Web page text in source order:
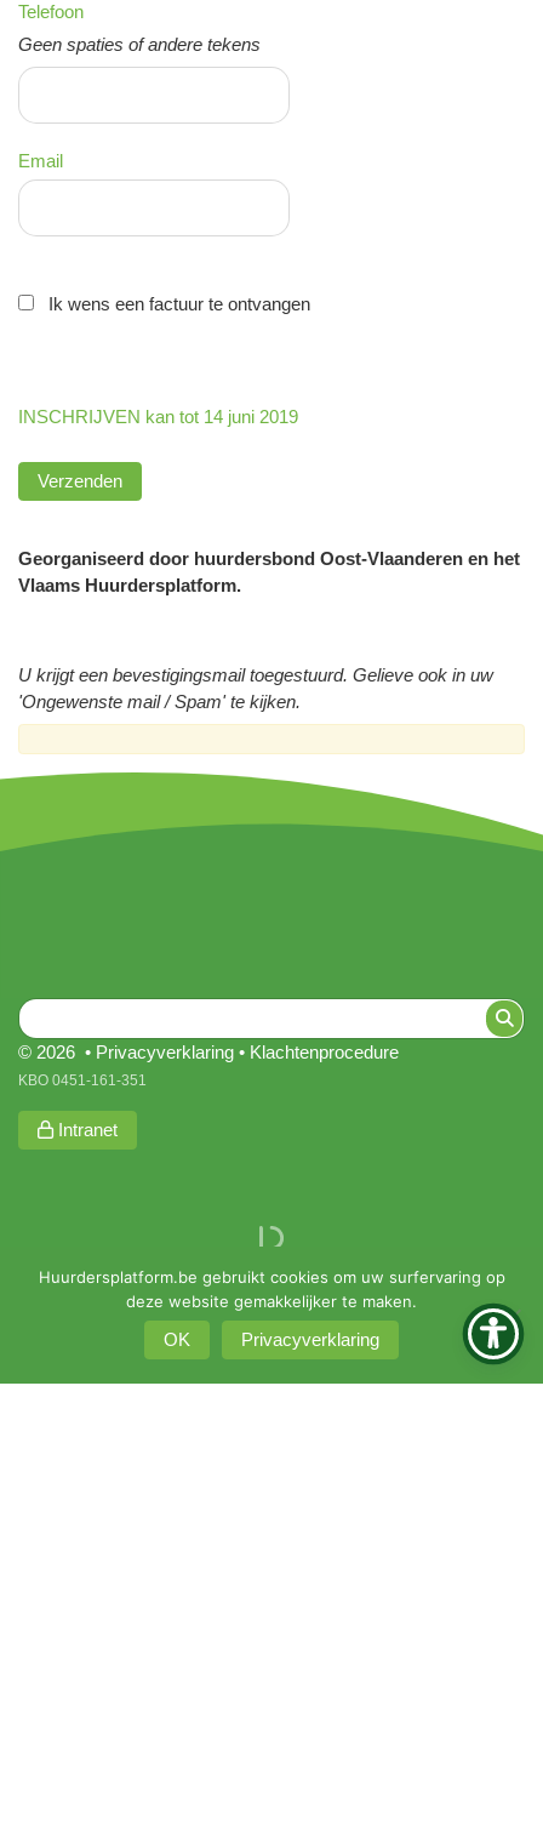
Telefoon
Geen spaties of andere tekens
Email
Ik wens een factuur te ontvangen
INSCHRIJVEN kan tot 14 juni 2019
Georganiseerd door huurdersbond Oost-Vlaanderen en het
Vlaams Huurdersplatform.
U krijgt een bevestigingsmail toegestuurd. Gelieve ook in uw
'Ongewenste mail / Spam' te kijken.
© 2026 • Privacyverklaring • Klachtenprocedure
KBO 0451-161-351
Intranet
Huurdersplatform.be gebruikt cookies om uw surfervaring op
deze website gemakkelijker te maken.
OK Privacyverklaring